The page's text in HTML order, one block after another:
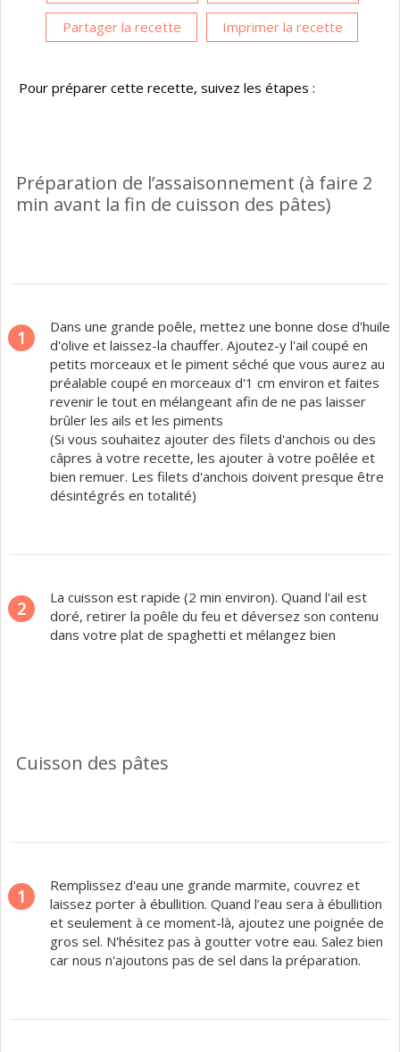
Partager la recette Imprimer la recette
Pour préparer cette recette, suivez les étapes :
Préparation de l’assaisonnement (à faire 2
min avant la fin de cuisson des pâtes)
1
Dans une grande poêle, mettez une bonne dose d'huile
d'olive et laissez-la chauffer. Ajoutez-y l'ail coupé en
petits morceaux et le piment séché que vous aurez au
préalable coupé en morceaux d'1 cm environ et faites
revenir le tout en mélangeant afin de ne pas laisser
brûler les ails et les piments
(Si vous souhaitez ajouter des filets d'anchois ou des
câpres à votre recette, les ajouter à votre poêlée et
bien remuer. Les filets d'anchois doivent presque être
désintégrés en totalité)
2
La cuisson est rapide (2 min environ). Quand l'ail est
doré, retirer la poêle du feu et déversez son contenu
dans votre plat de spaghetti et mélangez bien
Cuisson des pâtes
1
Remplissez d'eau une grande marmite, couvrez et
laissez porter à ébullition. Quand l’eau sera à ébullition
et seulement à ce moment-là, ajoutez une poignée de
gros sel. N'hésitez pas à goutter votre eau. Salez bien
car nous n'ajoutons pas de sel dans la préparation.